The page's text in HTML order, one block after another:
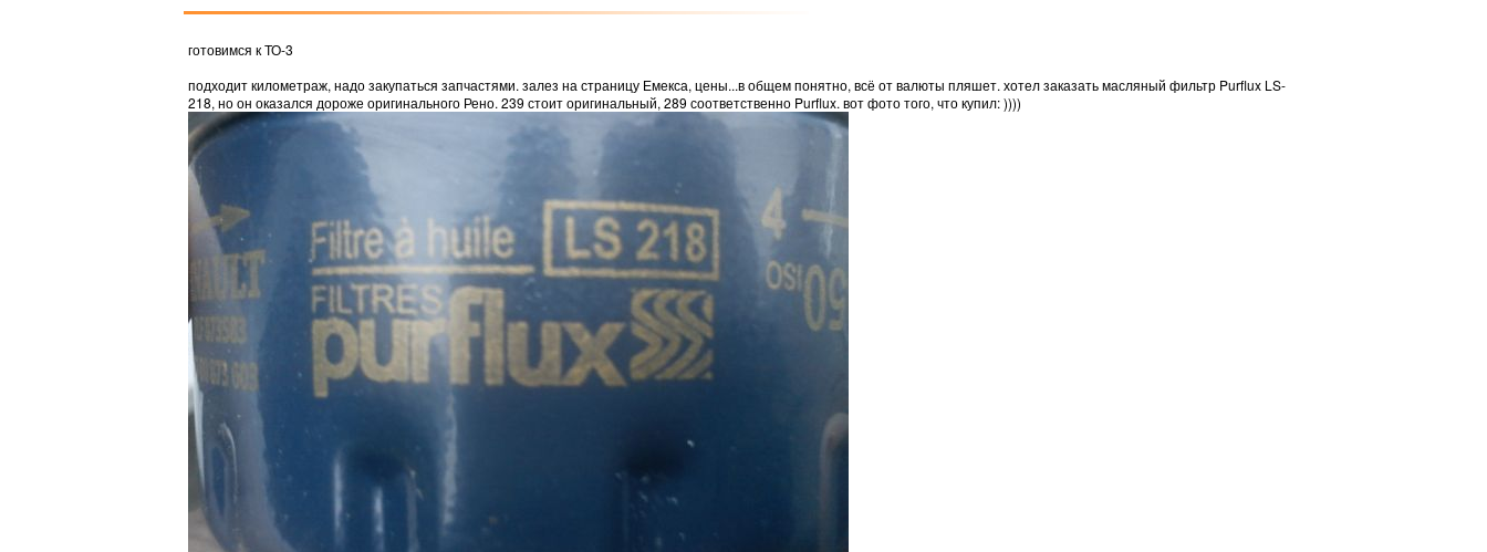
готовимся к ТО-3
подходит километраж, надо закупаться запчастями. залез на страницу Емекса, цены...в общем понятно, всё от валюты пляшет. хотел заказать масляный фильтр Purflux LS-
218, но он оказался дороже оригинального Рено. 239 стоит оригинальный, 289 соответственно Purflux. вот фото того, что купил: ))))